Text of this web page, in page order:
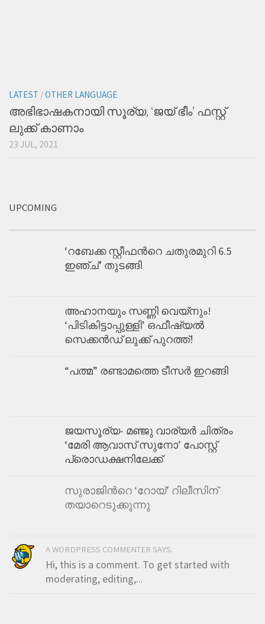
LATEST /OTHER LANGUAGE
അഭിഭാഷകനായി സൂര്യ, ‘ജയ് ഭീം’ ഫസ്റ്റ്
ലുക്ക് കാണാം
23 JUL, 2021
UPCOMING
‘റബേക്ക സ്റ്റീഫന്‍റെ ചതുരമുറി 6.5
ഇഞ്ച്’ തുടങ്ങി
അഹാനയും സണ്ണി വെയ്നും!
‘പിടികിട്ടാപ്പുള്ളി’ ഒഫീഷ്യൽ
സെക്കൻഡ്‌ ലുക്ക്‌ പുറത്ത്‌!
“പത്മ” രണ്ടാമത്തെ ടീസർ ഇറങ്ങി
ജയസൂര്യ- മഞ്ജു വാര്യര്‍ ചിത്രം
‘മേരി ആവാസ് സുനോ’ പോസ്റ്റ്
പ്രൊഡക്ഷനിലേക്ക്
സുരാജിന്‍റെ ‘റോയ്’ റിലീസിന്
തയാറെടുക്കുന്നു
A WORDPRESS COMMENTER SAYS:
Hi, this is a comment. To get started with
moderating, editing,...